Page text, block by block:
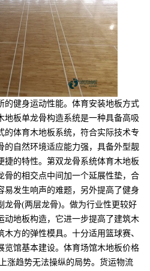
健身运动性能。体育安装地板方式
地板单龙骨构造系统是一种具备高吸
的体育木地板系统，符合实际技术专
的自然环境适应能力强，具备外型靓
捷的特性。第双龙骨系统体育木地板
骨的相交点中间加一个延展性垫，合
易发生响声的难题，另外提高了健身
龙骨(两层龙骨)。做为行业性更较好
动地板构造，它进一步提高了建筑木
方的弹性模具。十分适用篮球赛、
览馆基本建设。体育场馆木地板价格
涨趋势无法操纵的局势。货运物流